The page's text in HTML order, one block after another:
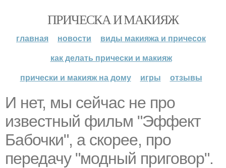
ПРИЧЕСКА И МАКИЯЖ
главная новости
виды макияжа и причесок
как делать прически и макияж
прически и макияж на дому
игры отзывы
И нет, мы сейчас не про
известный фильм "Эффект
Бабочки", а скорее, про
передачу "модный приговор".